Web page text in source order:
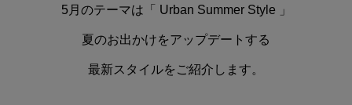
5月のテーマは「 Urban Summer Style 」
夏のお出かけをアップデートする
最新スタイルをご紹介します。